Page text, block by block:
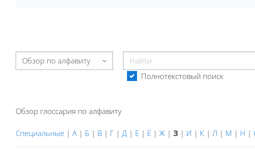
Обзор глоссария по алфавиту
Найти
Полнотекстовый поиск
Обзор глоссария по алфавиту
Специальные | А | Б | В | Г | Д | Е | Ё | Ж | З | И | К | Л | М | Н |